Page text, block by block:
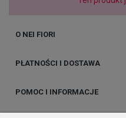
O NEI FIORI
PŁATNOŚCI I DOSTAWA
POMOC I INFORMACJE